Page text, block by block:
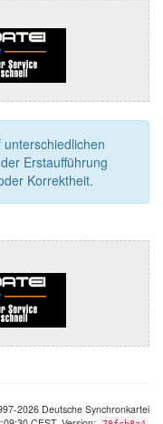
Erstaufführung
Korrektheit.
2026 Deutsche Synchronkartei